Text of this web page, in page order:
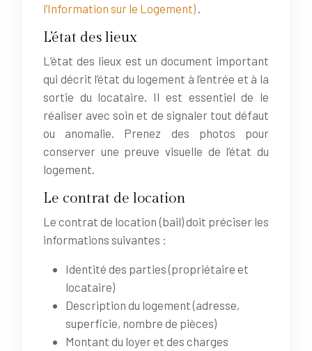
l’Information sur le Logement)
L’état des lieux
L’état des lieux est un document important
qui décrit l’état du logement à l’entrée et à la
sortie du locataire. Il est essentiel de le
réaliser avec soin et de signaler tout défaut
ou anomalie. Prenez des photos pour
conserver une preuve visuelle de l’état du
logement.
Le contrat de location
Le contrat de location (bail) doit préciser les
informations suivantes :
Identité des parties (propriétaire et
locataire)
Description du logement (adresse,
superficie, nombre de pièces)
Montant du loyer et des charges